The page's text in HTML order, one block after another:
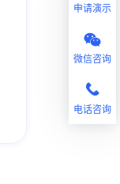
申请演示
微信咨询
电话咨询